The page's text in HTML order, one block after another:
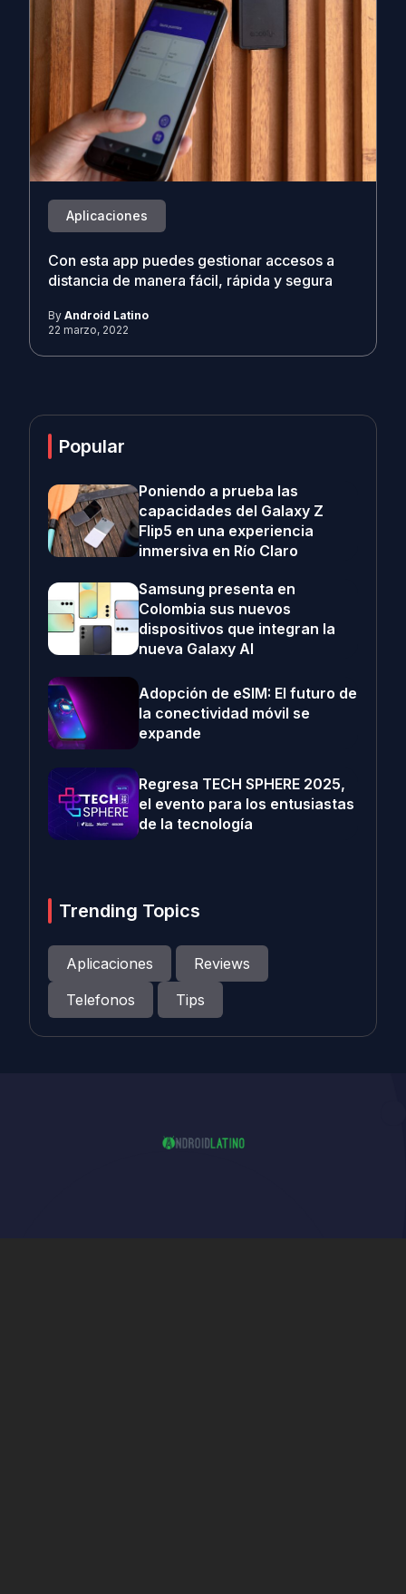
Aplicaciones
Con esta app puedes gestionar accesos a
distancia de manera fácil, rápida y segura
By Android Latino
22 marzo, 2022
Popular
Poniendo a prueba las
capacidades del Galaxy Z
Flip5 en una experiencia
inmersiva en Río Claro
Samsung presenta en
Colombia sus nuevos
dispositivos que integran la
nueva Galaxy AI
Adopción de eSIM: El futuro de
la conectividad móvil se
expande
Regresa TECH SPHERE 2025,
el evento para los entusiastas
de la tecnología
Trending Topics
Aplicaciones
Reviews
Telefonos
Tips